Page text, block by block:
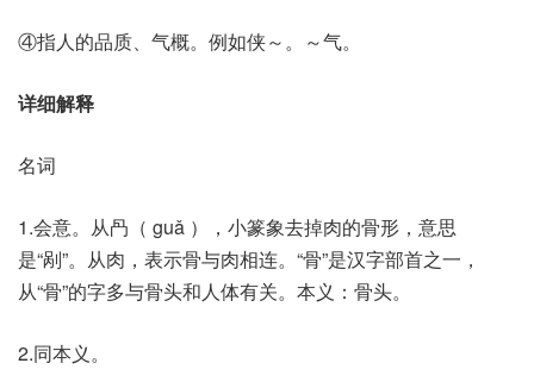
④指人的品质、气概。例如侠～。～气。
详细解释
名词
1.会意。从冎（ guǎ ），小篆象去掉肉的骨形，意思
是“剐”。从肉，表示骨与肉相连。“骨”是汉字部首之一，
从“骨”的字多与骨头和人体有关。本义：骨头。
2.同本义。